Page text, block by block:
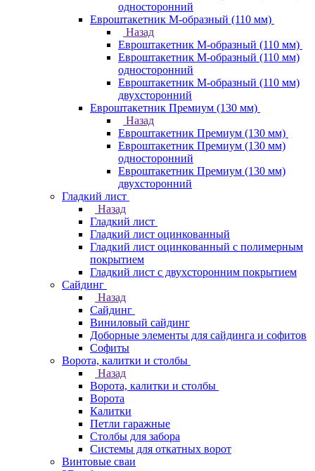
односторонний
Евроштакетник М-образный (110 мм)
Назад
Евроштакетник М-образный (110 мм)
Евроштакетник М-образный (110 мм)
односторонний
Евроштакетник М-образный (110 мм)
двухсторонний
Евроштакетник Премиум (130 мм)
Назад
Евроштакетник Премиум (130 мм)
Евроштакетник Премиум (130 мм)
односторонний
Евроштакетник Премиум (130 мм)
двухсторонний
Гладкий лист
Назад
Гладкий лист
Гладкий лист оцинкованный
Гладкий лист оцинкованный с полимерным
покрытием
Гладкий лист с двухсторонним покрытием
Сайдинг
Назад
Сайдинг
Виниловый сайдинг
Доборные элементы для сайдинга и софитов
Софиты
Ворота, калитки и столбы
Назад
Ворота, калитки и столбы
Ворота
Калитки
Петли гаражные
Столбы для забора
Системы для откатных ворот
Винтовые сваи